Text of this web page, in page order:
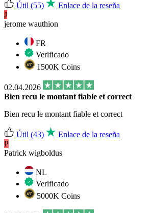
Útil (55)
Enlace de la reseña
J
jerome wauthion
FR
Verificado
1500K Coins
02.04.2026
Bien recu le montant fiable et correct
Bien recu le montant fiable et correct
Útil (43)
Enlace de la reseña
P
Patrick wigboldus
NL
Verificado
5000K Coins